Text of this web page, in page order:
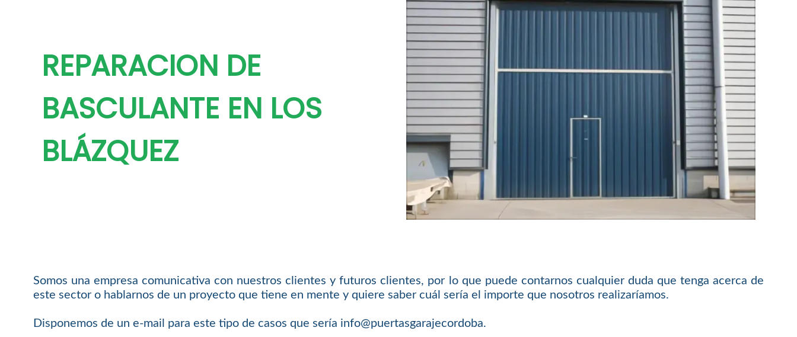
REPARACION DE
BASCULANTE EN LOS
BLÁZQUEZ
Somos una empresa comunicativa con nuestros clientes y futuros clientes, por lo que puede contarnos cualquier duda que tenga acerca de
este sector o hablarnos de un proyecto que tiene en mente y quiere saber cuál sería el importe que nosotros realizaríamos.
Disponemos de un e-mail para este tipo de casos que sería info@puertasgarajecordoba.